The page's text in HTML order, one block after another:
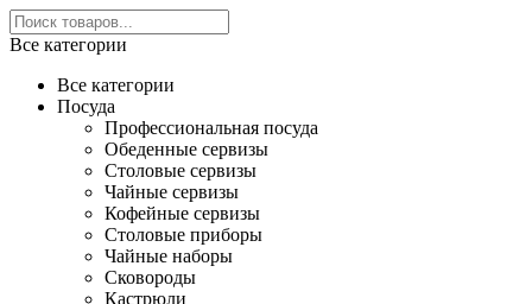
Все категории
Все категории
Посуда
Профессиональная посуда
Обеденные сервизы
Столовые сервизы
Чайные сервизы
Кофейные сервизы
Столовые приборы
Чайные наборы
Сковороды
Кастрюли